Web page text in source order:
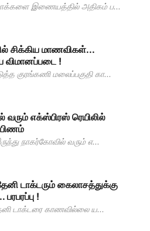
இணையத்தில் அதிகம் ப...
சிக்கிய மாணவிகள்...
விமானப்படை !
குரங்கணி மலைப்பகுதி கா...
வரும் எக்ஸ்பிரஸ் ரெயிலில்
நாகர்கோவில் வரும் எ...
டாக்டரும் கைலாசத்துக்கு
!
டாக்டரை காணவில்லை ய...